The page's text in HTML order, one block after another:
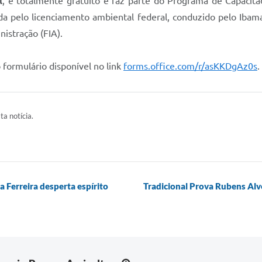
pelo licenciamento ambiental federal, conduzido pelo
(FIA).
disponível no link forms.office.com/r/asKKDgAz0s.
notícia.
Ferreira desperta espírito Tradicional Prova Rubens